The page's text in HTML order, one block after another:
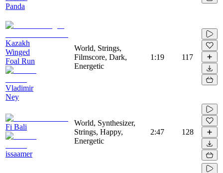
Panda
Kazakh
Winged
Foal Run
Vladimir
Ney
World, Strings,
Filmscore, Dark,
Energetic
1:19 117
Fi Bali
issaamer
World, Synthesizer,
Strings, Happy,
Energetic
2:47 128